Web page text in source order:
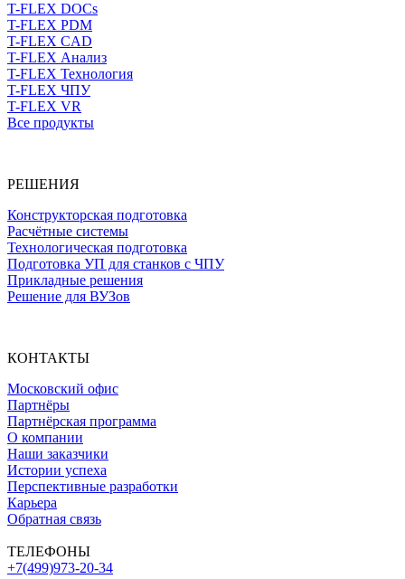
T-FLEX DOCs
T-FLEX PDM
T-FLEX CAD
T-FLEX Анализ
T-FLEX Технология
T-FLEX ЧПУ
T-FLEX VR
Все продукты
РЕШЕНИЯ
Конструкторская подготовка
Расчётные системы
Технологическая подготовка
Подготовка УП для станков с ЧПУ
Прикладные решения
Решение для ВУЗов
КОНТАКТЫ
Московский офис
Партнёры
Партнёрская программа
О компании
Наши заказчики
Истории успеха
Перспективные разработки
Карьера
Обратная связь
ТЕЛЕФОНЫ
+7(499)973-20-34